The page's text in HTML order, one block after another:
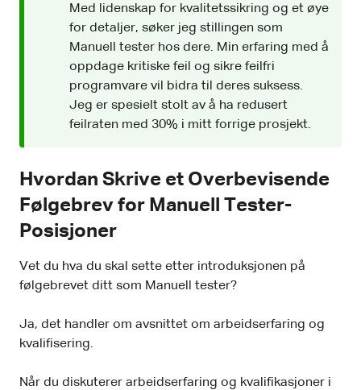
Med lidenskap for kvalitetssikring og et øye
for detaljer, søker jeg stillingen som
Manuell tester hos dere. Min erfaring med å
oppdage kritiske feil og sikre feilfri
programvare vil bidra til deres suksess.
Jeg er spesielt stolt av å ha redusert
feilraten med 30% i mitt forrige prosjekt.
Hvordan Skrive et Overbevisende
Følgebrev for Manuell Tester-
Posisjoner
Vet du hva du skal sette etter introduksjonen på
følgebrevet ditt som Manuell tester?
Ja, det handler om avsnittet om arbeidserfaring og
kvalifisering.
Når du diskuterer arbeidserfaring og kvalifikasjoner i